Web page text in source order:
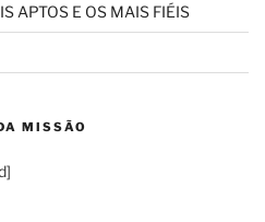
APTOS E OS MAIS FIÉIS
MISSÃO